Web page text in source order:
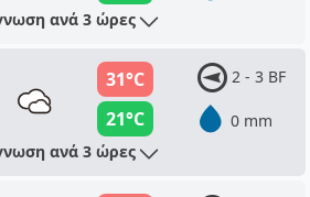
ανά 3 ώρες
31°C
21°C
2 - 3 BF
0 mm
ανά 3 ώρες